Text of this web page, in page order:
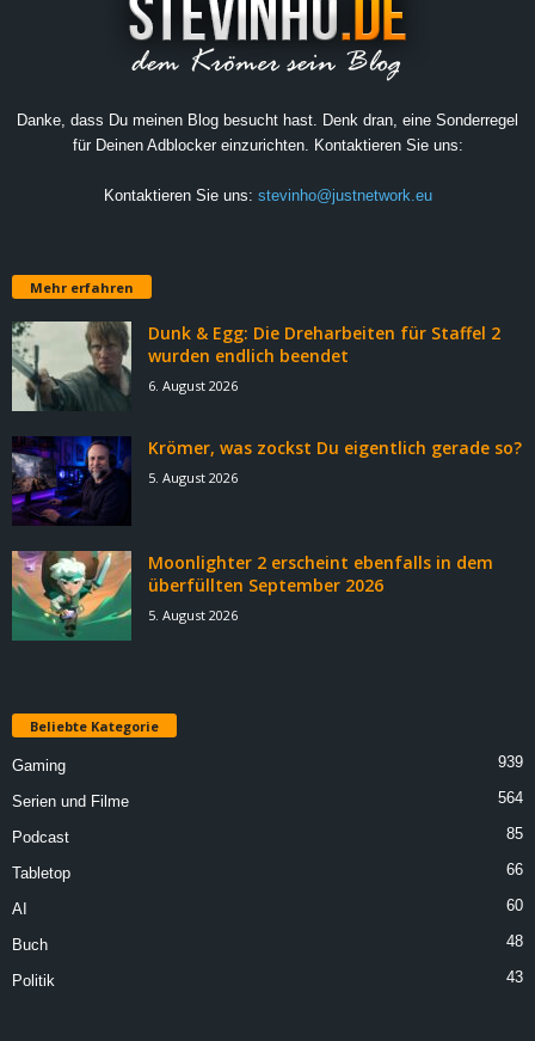
Danke, dass Du meinen Blog besucht hast. Denk dran, eine Sonderregel
für Deinen Adblocker einzurichten. Kontaktieren Sie uns:
Kontaktieren Sie uns: stevinho@justnetwork.eu
Mehr erfahren
Dunk & Egg: Die Dreharbeiten für Staffel 2
wurden endlich beendet
6. August 2026
Krömer, was zockst Du eigentlich gerade so?
5. August 2026
Moonlighter 2 erscheint ebenfalls in dem
überfüllten September 2026
5. August 2026
Beliebte Kategorie
Gaming 939
Serien und Filme 564
Podcast 85
Tabletop 66
AI 60
Buch 48
Politik 43